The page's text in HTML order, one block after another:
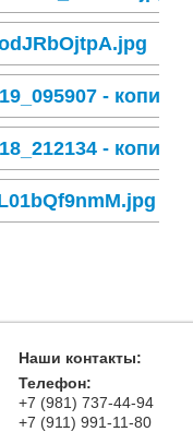
Наши контакты:
Телефон:
+7 (981) 737-44-94
+7 (911) 991-11-80